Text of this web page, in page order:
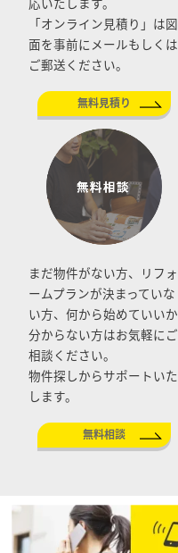
「オンライン見積り」は図
面を事前にメールもしくは
ご郵送ください。
無料見積り
まだ物件がない方、リフォ
ームプランが決まっていな
い方、何から始めていいか
分からない方はお気軽にご
相談ください。
物件探しからサポートいた
します。
無料相談